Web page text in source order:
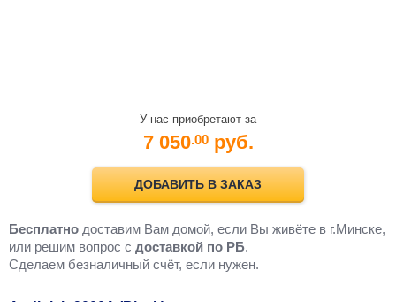
У нас приобретают за
7 050.00 руб.
ДОБАВИТЬ В ЗАКАЗ
Бесплатно доставим Вам домой, если Вы живёте в г.Минске,
или решим вопрос с доставкой по РБ.
Cделаем безналичный счёт, если нужен.